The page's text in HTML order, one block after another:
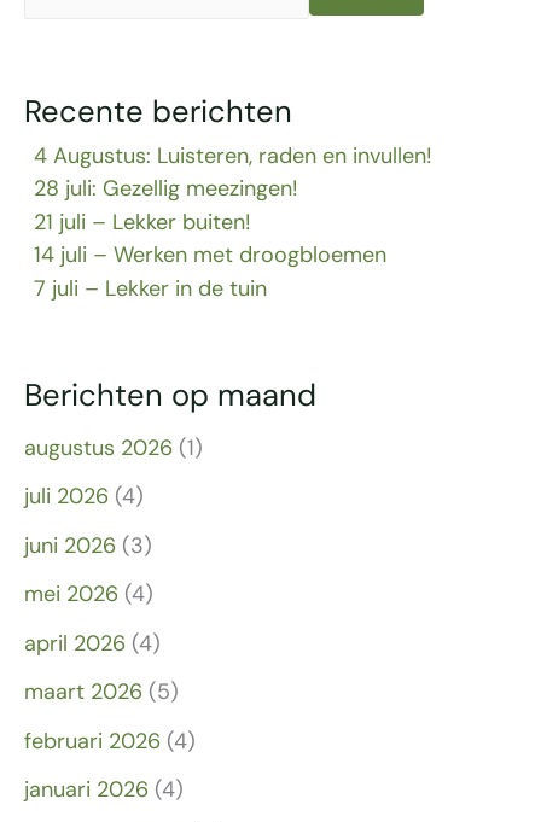
Recente berichten
4 Augustus: Luisteren, raden en invullen!
28 juli: Gezellig meezingen!
21 juli – Lekker buiten!
14 juli – Werken met droogbloemen
7 juli – Lekker in de tuin
Berichten op maand
augustus 2026 (1)
juli 2026 (4)
juni 2026 (3)
mei 2026 (4)
april 2026 (4)
maart 2026 (5)
februari 2026 (4)
januari 2026 (4)